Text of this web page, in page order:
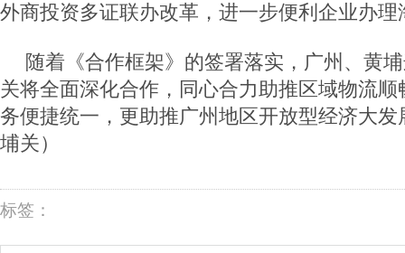
外商投资多证联办改革，进一步便利企业办理
随着《合作框架》的签署落实，广州、黄
关将全面深化合作，同心合力助推区域物流
务便捷统一，更助推广州地区开放型经济大
埔关）
标签：